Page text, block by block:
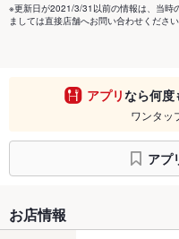
※更新日が2021/3/31以前の情報は、当時
ましては直接店舗へお問い合わせください
アプリなら何度
ワンタッ
アプ
お店情報